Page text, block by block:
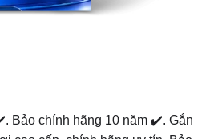
Tại TPHCM